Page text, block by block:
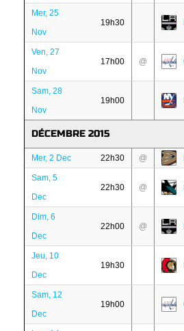
Mer, 25
Nov
19h30
Ven, 27
Nov
17h00 @
Sam, 28
Nov
19h00
DÉCEMBRE 2015
Mer, 2 Dec 22h30 @
Sam, 5
Dec
22h30 @
Dim, 6
Dec
22h00 @
Jeu, 10
Dec
19h30
Sam, 12
Dec
19h00